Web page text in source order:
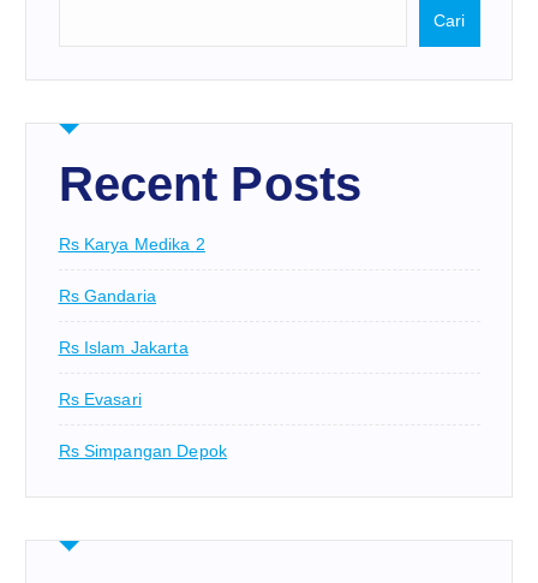
Cari
Recent Posts
Rs Karya Medika 2
Rs Gandaria
Rs Islam Jakarta
Rs Evasari
Rs Simpangan Depok